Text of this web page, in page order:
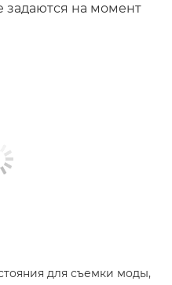
задаются на момент
для съемки моды,